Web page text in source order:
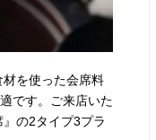
を使った会席料
です。ご来店いた
の2タイプ3プラ